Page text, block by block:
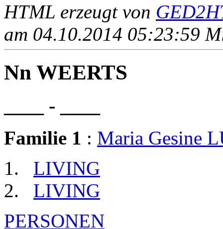
HTML erzeugt von
am 04.10.2014 05:23:59
Nn WEERTS
____ - ____
Familie 1 : Maria Gesine
LIVING
LIVING
PERSONEN